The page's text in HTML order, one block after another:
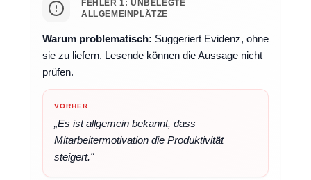
FEHLER 1: UNBELEGTE
ALLGEMEINPLÄTZE
Warum problematisch: Suggeriert Evidenz, ohne
sie zu liefern. Lesende können die Aussage nicht
prüfen.
VORHER
„Es ist allgemein bekannt, dass
Mitarbeitermotivation die Produktivität
steigert."